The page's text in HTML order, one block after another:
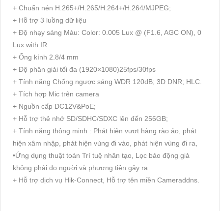
+ Chuẩn nén H.265+/H.265/H.264+/H.264/MJPEG;
+ Hỗ trợ 3 luồng dữ liệu
+ Độ nhạy sáng Màu: Color: 0.005 Lux @ (F1.6, AGC ON), 0
Lux with IR
+ Ống kính 2.8/4 mm
+ Độ phân giải tối đa (1920×1080)25fps/30fps
+ Tính năng Chống ngược sáng WDR 120dB; 3D DNR; HLC.
+ Tích hợp Mic trên camera
+ Nguồn cấp DC12V&PoE;
+ Hỗ trợ thẻ nhớ SD/SDHC/SDXC lên đến 256GB;
+ Tính năng thông minh : Phát hiện vượt hàng rào ảo, phát
hiện xâm nhập, phát hiện vùng đi vào, phát hiện vùng đi ra,
•Ứng dụng thuật toán Trí tuệ nhân tạo, Lọc báo động giả
không phải do người và phương tiện gây ra
+ Hỗ trợ dịch vụ Hik-Connect, Hỗ trợ tên miền Cameraddns.